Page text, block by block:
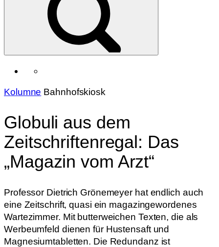
Kolumne Bahnhofskiosk
Globuli aus dem
Zeitschriftenregal: Das
„Magazin vom Arzt“
Professor Dietrich Grönemeyer hat endlich auch
eine Zeitschrift, quasi ein magazingewordenes
Wartezimmer. Mit butterweichen Texten, die als
Werbeumfeld dienen für Hustensaft und
Magnesiumtabletten. Die Redundanz ist